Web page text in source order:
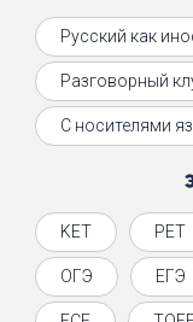
Русский как
Разговорный
С носителями
KET PET
ОГЭ ЕГЭ